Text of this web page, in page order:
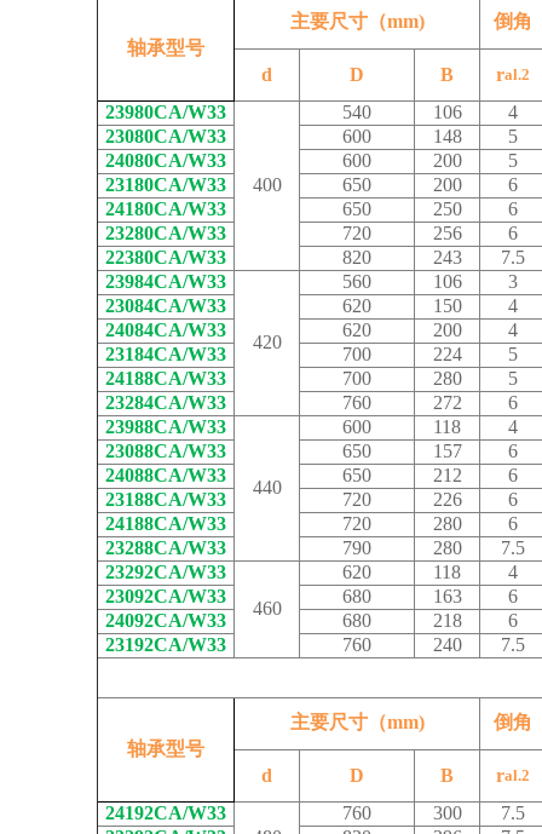
轴承型号
主要尺寸（mm) 倒角
d D B ral.2
23980CA/W33
400
540 106
4
23080CA/W33
600 148
5
24080CA/W33
600 200
5
23180CA/W33
650 200
6
24180CA/W33
650 250
6
23280CA/W33
720 256
6
22380CA/W33
820 243
7.5
23984CA/W33
420
560 106
3
23084CA/W33
620 150
4
24084CA/W33
620 200
4
23184CA/W33
700 224
5
24188CA/W33
700 280
5
23284CA/W33
760 272
6
23988CA/W33
440
600 118
4
23088CA/W33
650 157
6
24088CA/W33
650 212
6
23188CA/W33
720 226
6
24188CA/W33
720 280
6
23288CA/W33
790 280
7.5
23292CA/W33
460
620 118
4
23092CA/W33
680 163
6
24092CA/W33
680 218
6
23192CA/W33
760 240 7.5
轴承型号
主要尺寸（mm) 倒角
d D B ral.2
24192CA/W33
760 300
7.5